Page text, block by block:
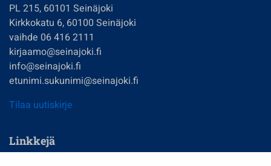
PL 215, 60101 Seinäjoki
Kirkkokatu 6, 60100 Seinäjoki
vaihde 06 416 2111
kirjaamo@seinajoki.fi
info@seinajoki.fi
etunimi.sukunimi@seinajoki.fi
Tilaa uutiskirje
Linkkejä